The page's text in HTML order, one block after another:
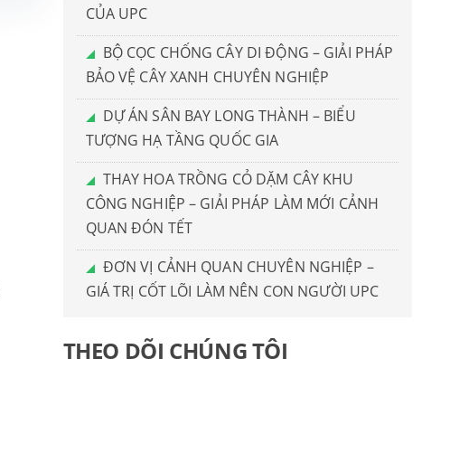
CỦA UPC
BỘ CỌC CHỐNG CÂY DI ĐỘNG – GIẢI PHÁP
BẢO VỆ CÂY XANH CHUYÊN NGHIỆP
DỰ ÁN SÂN BAY LONG THÀNH – BIỂU
TƯỢNG HẠ TẦNG QUỐC GIA
THAY HOA TRỒNG CỎ DẶM CÂY KHU
CÔNG NGHIỆP – GIẢI PHÁP LÀM MỚI CẢNH
QUAN ĐÓN TẾT
ĐƠN VỊ CẢNH QUAN CHUYÊN NGHIỆP –
GIÁ TRỊ CỐT LÕI LÀM NÊN CON NGƯỜI UPC
THEO DÕI CHÚNG TÔI